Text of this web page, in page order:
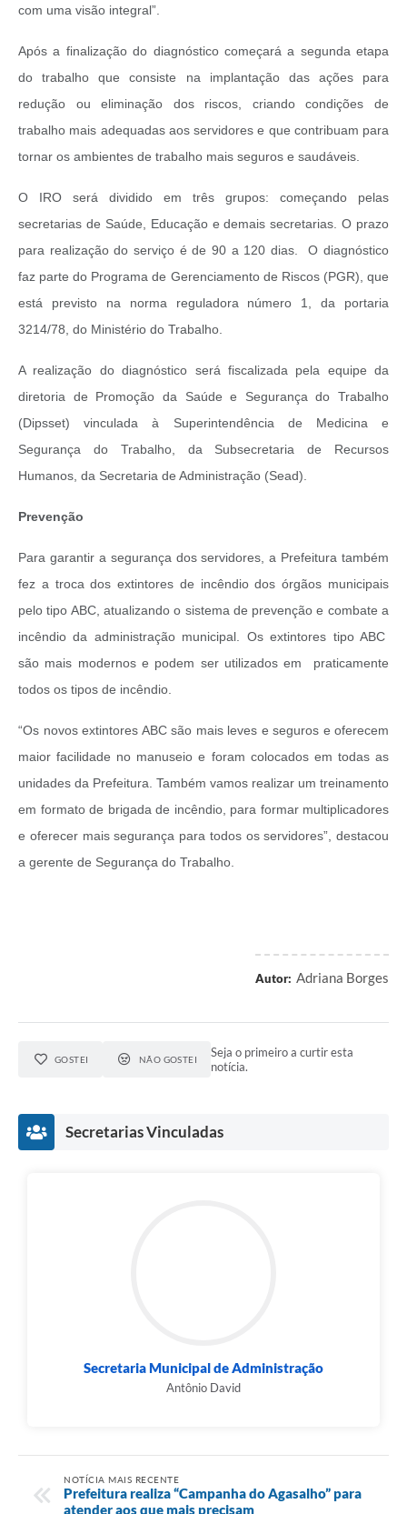
com uma visão integral”.
Após a finalização do diagnóstico começará a segunda etapa
do trabalho que consiste na implantação das ações para
redução ou eliminação dos riscos, criando condições de
trabalho mais adequadas aos servidores e que contribuam para
tornar os ambientes de trabalho mais seguros e saudáveis.
O IRO será dividido em três grupos: começando pelas
secretarias de Saúde, Educação e demais secretarias. O prazo
para realização do serviço é de 90 a 120 dias. O diagnóstico
faz parte do Programa de Gerenciamento de Riscos (PGR), que
está previsto na norma reguladora número 1, da portaria
3214/78, do Ministério do Trabalho.
A realização do diagnóstico será fiscalizada pela equipe da
diretoria de Promoção da Saúde e Segurança do Trabalho
(Dipsset) vinculada à Superintendência de Medicina e
Segurança do Trabalho, da Subsecretaria de Recursos
Humanos, da Secretaria de Administração (Sead).
Prevenção
Para garantir a segurança dos servidores, a Prefeitura também
fez a troca dos extintores de incêndio dos órgãos municipais
pelo tipo ABC, atualizando o sistema de prevenção e combate a
incêndio da administração municipal. Os extintores tipo ABC
são mais modernos e podem ser utilizados em praticamente
todos os tipos de incêndio.
“Os novos extintores ABC são mais leves e seguros e oferecem
maior facilidade no manuseio e foram colocados em todas as
unidades da Prefeitura. Também vamos realizar um treinamento
em formato de brigada de incêndio, para formar multiplicadores
e oferecer mais segurança para todos os servidores”, destacou
a gerente de Segurança do Trabalho.
Autor: Adriana Borges
GOSTEI NÃO GOSTEI
Seja o primeiro a curtir esta
notícia.
Secretarias Vinculadas
Secretaria Municipal de Administração
Antônio David
NOTÍCIA MAIS RECENTE
Prefeitura realiza “Campanha do Agasalho” para
atender aos que mais precisam